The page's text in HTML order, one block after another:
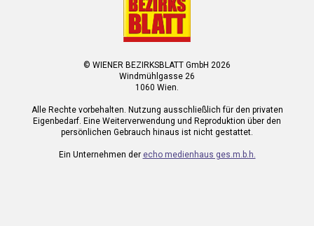
© WIENER BEZIRKSBLATT GmbH 2026
Windmühlgasse 26
1060 Wien.
Alle Rechte vorbehalten. Nutzung ausschließlich für den privaten
Eigenbedarf. Eine Weiterverwendung und Reproduktion über den
persönlichen Gebrauch hinaus ist nicht gestattet.
Ein Unternehmen der echo medienhaus ges.m.b.h.